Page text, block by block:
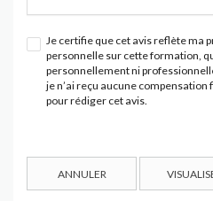
Je certifie que cet avis reflète ma
personnelle sur cette formation,
personnellement ni
je n’ai reçu aucune
pour rédiger cet avis.
ANNULER